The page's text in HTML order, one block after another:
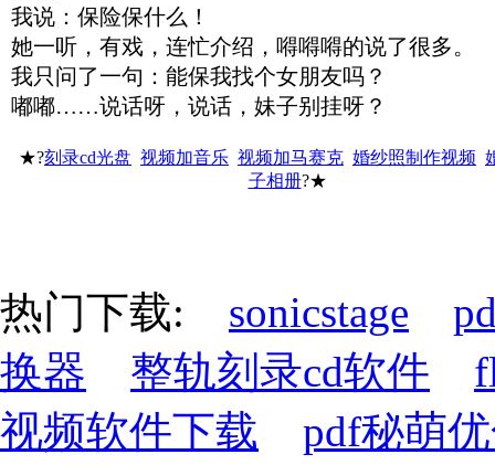
我说：保险保什么！
她一听，有戏，连忙介绍，嘚嘚嘚的说了很多。
我只问了一句：能保我找个女朋友吗？
嘟嘟……说话呀，说话，妹子别挂呀？
★?刻录cd光盘 视频加音乐 视频加马赛克 婚纱照制作视频
子相册?★
热门下载: sonicstage
换器
整轨刻录cd软件
视频软件下载
pdf秘萌